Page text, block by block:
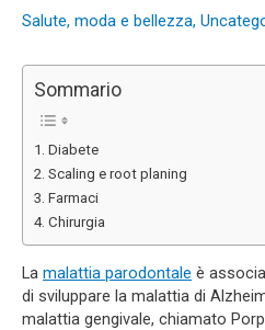
Salute, moda e bellezza,
Sommario
Diabete
Scaling e root planing
Farmaci
Chirurgia
La malattia parodontale è
di sviluppare la malattia di
malattia gengivale, chiamato